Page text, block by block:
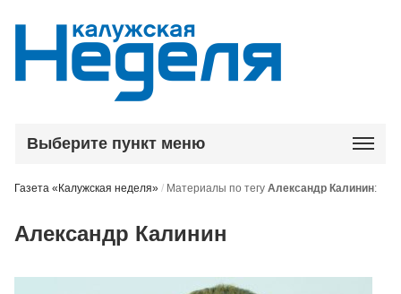
Выберите пункт меню
Газета «Калужская неделя» / Материалы по тегуАлександр Калинин:
Александр Калинин